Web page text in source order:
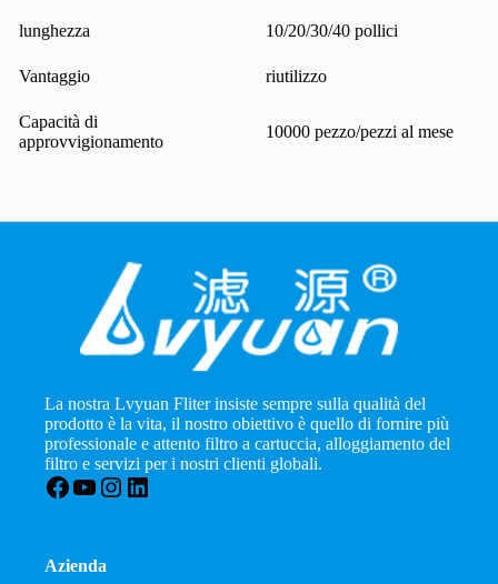
lunghezza 10/20/30/40 pollici
Vantaggio riutilizzo
Capacità di
approvvigionamento
10000 pezzo/pezzi al mese
La nostra Lvyuan Fliter insiste sempre sulla qualità del
prodotto è la vita, il nostro obiettivo è quello di fornire più
professionale e attento filtro a cartuccia, alloggiamento del
filtro e servizi per i nostri clienti globali.
Facebook
YouTube
Instagram
LinkedIn
Azienda